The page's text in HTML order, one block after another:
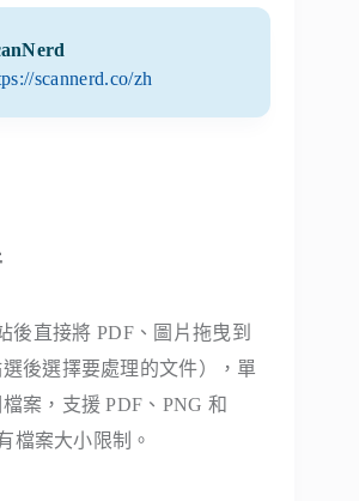
scannerd.co/zh
後直接將 PDF、圖片拖曳到
選後選擇要處理的文件），單
案，支援 PDF、PNG 和
檔案大小限制。